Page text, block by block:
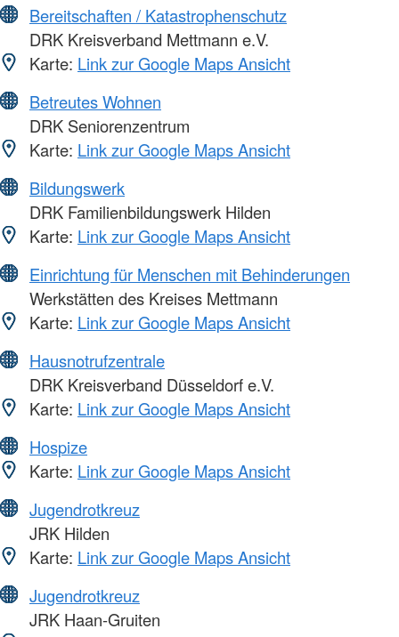
Bereitschaften / Katastrophenschutz
DRK Kreisverband Mettmann e.V.
Karte: Link zur Google Maps Ansicht
Betreutes Wohnen
DRK Seniorenzentrum
Karte: Link zur Google Maps Ansicht
Bildungswerk
DRK Familienbildungswerk Hilden
Karte: Link zur Google Maps Ansicht
Einrichtung für Menschen mit Behinderungen
Werkstätten des Kreises Mettmann
Karte: Link zur Google Maps Ansicht
Hausnotrufzentrale
DRK Kreisverband Düsseldorf e.V.
Karte: Link zur Google Maps Ansicht
Hospize
Karte: Link zur Google Maps Ansicht
Jugendrotkreuz
JRK Hilden
Karte: Link zur Google Maps Ansicht
Jugendrotkreuz
JRK Haan-Gruiten